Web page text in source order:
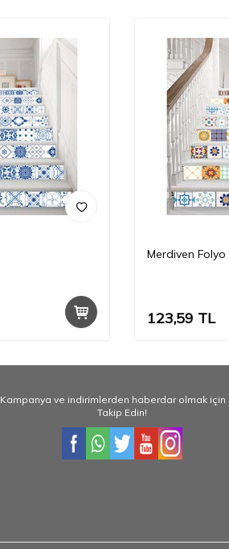
Merdiven Folyo
123,59 TL
Kampanya ve indirimlerden haberdar olmak için
Takip Edin!